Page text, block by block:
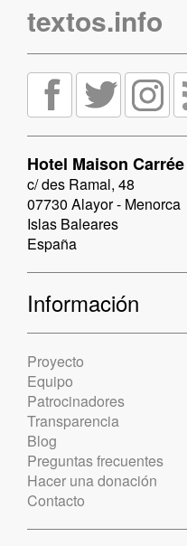
textos.info
Hotel Maison Carrée
c/ des Ramal, 48
07730 Alayor - Menorca
Islas Baleares
España
Información
Proyecto
Equipo
Patrocinadores
Transparencia
Blog
Preguntas frecuentes
Hacer una donación
Contacto